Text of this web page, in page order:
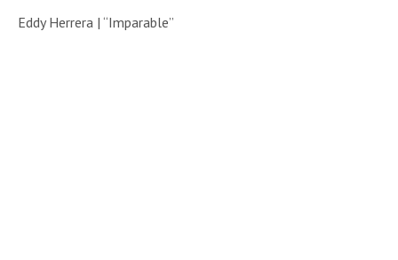
Eddy Herrera | “Imparable”